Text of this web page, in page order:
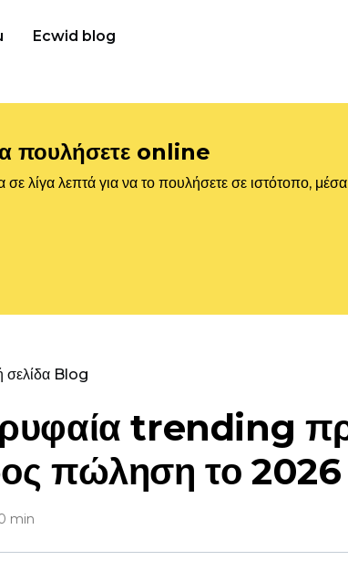
Ecwid blog
πουλήσετε online
λίγα λεπτά για να το πουλήσετε σε ιστότοπο, μέσα
σελίδα Blog
trending
πώληση το 2026
min